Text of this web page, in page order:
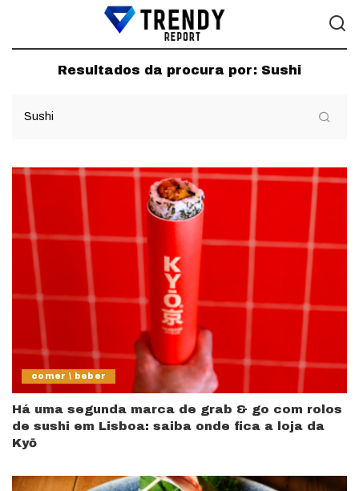
Resultados da procura por: Sushi
comer \ beber
Há uma segunda marca de grab & go com rolos
de sushi em Lisboa: saiba onde fica a loja da
Kyō